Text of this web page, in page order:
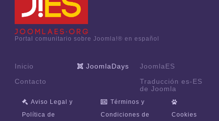
Portal comunitario sobre Joomla!® en español
Inicio JoomlaDays
JoomlaES
Contacto
Traducción es-ES
de Joomla
Aviso Legal y
Política de
Términos y
Condiciones de
Cookies